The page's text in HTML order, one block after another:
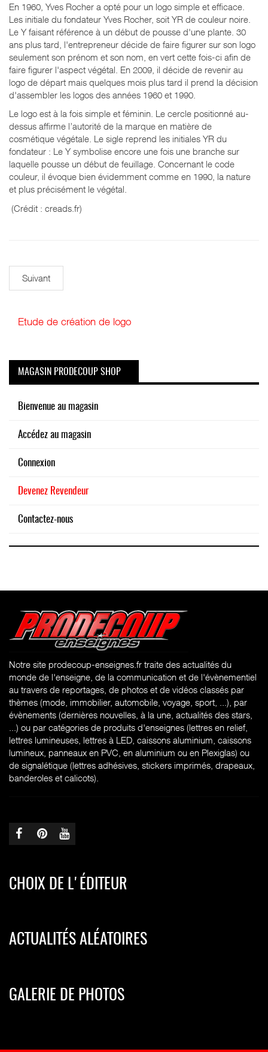
En 1960, Yves Rocher a opté pour un logo simple et efficace.
Les initiale du fondateur Yves Rocher, soit YR de couleur noire.
Le Y faisant référence à un début de pousse d'une plante. 30
ans plus tard, l'entrepreneur décide de faire figurer sur son logo
seulement son prénom et son nom, en vert cette fois-ci afin de
faire figurer l'aspect végétal. En 2009, il décide de revenir au
logo de départ mais quelques mois plus tard il prend la décision
d'assembler les logos des années 1960 et 1990.
Le logo est à la fois simple et féminin. Le cercle positionné au-
dessus affirme l’autorité de la marque en matière de
cosmétique végétale. Le sigle reprend les initiales YR du
fondateur : Le Y symbolise encore une fois une branche sur
laquelle pousse un début de feuillage. Concernant le code
couleur, il évoque bien évidemment comme en 1990, la nature
et plus précisément le végétal.
(Crédit : creads.fr)
Suivant
Etude de création de logo
MAGASIN PRODECOUP SHOP
Bienvenue au magasin
Accédez au magasin
Connexion
Devenez Revendeur
Contactez-nous
Notre site prodecoup-enseignes.fr traite des actualités du
monde de l'enseigne, de la communication et de l'évènementiel
au travers de reportages, de photos et de vidéos classés par
thèmes (mode, immobilier, automobile, voyage, sport, ...), par
évènements (dernières nouvelles, à la une, actualités des stars,
...) ou par catégories de produits d'enseignes (lettres en relief,
lettres lumineuses, lettres à LED, caissons aluminium, caissons
lumineux, panneaux en PVC, en aluminium ou en Plexiglas) ou
de signalétique (lettres adhésives, stickers imprimés, drapeaux,
banderoles et calicots).
CHOIX DE L'ÉDITEUR
ACTUALITÉS ALÉATOIRES
GALERIE DE PHOTOS